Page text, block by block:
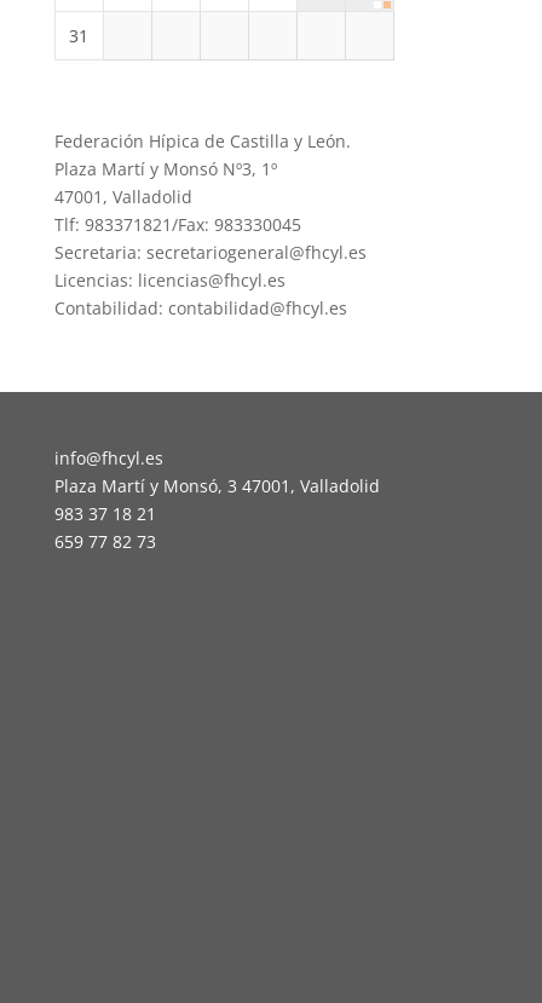
31
Federación Hípica de Castilla y León.
Plaza Martí y Monsó Nº3, 1º
47001, Valladolid
Tlf: 983371821/Fax: 983330045
Secretaria: secretariogeneral@fhcyl.es
Licencias: licencias@fhcyl.es
Contabilidad: contabilidad@fhcyl.es
info@fhcyl.es
Plaza Martí y Monsó, 3 47001, Valladolid
983 37 18 21
659 77 82 73